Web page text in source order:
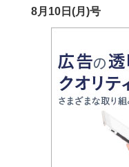
8月10日(月)号